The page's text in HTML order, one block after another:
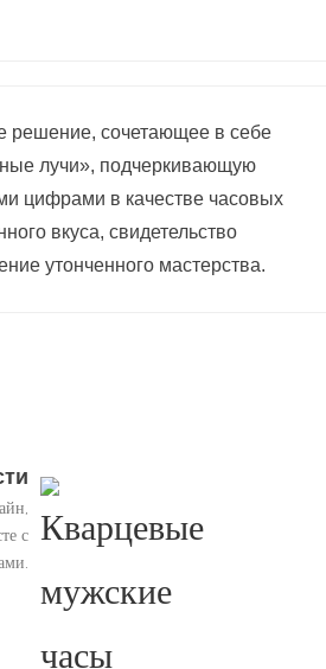
решение, сочетающее в себе
лучи», подчеркивающую
цифрами в качестве часовых
вкуса, свидетельство
утонченного мастерства.
с